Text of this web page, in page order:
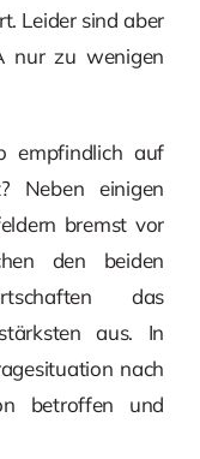
Leider sind aber
nur zu wenigen
empfindlich auf
Neben einigen
bremst vor
den beiden
das
aus. In
nach
betroffen und